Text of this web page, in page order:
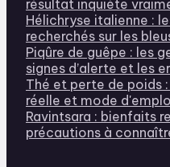
résultat inquiète
Hélichryse italienne :
recherchés sur les
Piqûre de guêpe : les
signes d’alerte et les
Thé et perte de poids
réelle et mode
Ravintsara : bienfaits
précautions à